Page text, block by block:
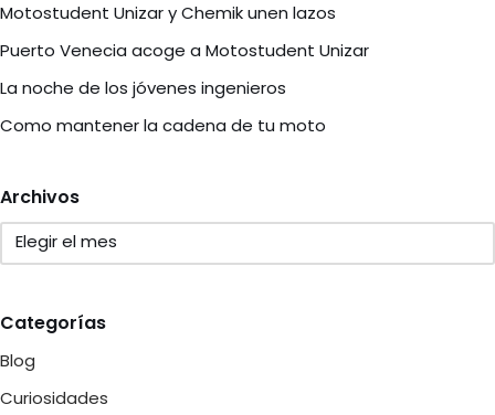
Motostudent Unizar y Chemik unen lazos
Puerto Venecia acoge a Motostudent Unizar
La noche de los jóvenes ingenieros
Como mantener la cadena de tu moto
Archivos
Categorías
Blog
Curiosidades